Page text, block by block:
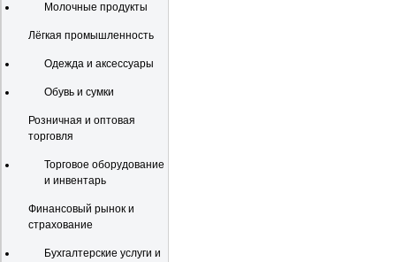
Молочные продукты
Лёгкая промышленность
Одежда и аксессуары
Обувь и сумки
Розничная и оптовая
торговля
Торговое оборудование
и инвентарь
Финансовый рынок и
страхование
Бухгалтерские услуги и